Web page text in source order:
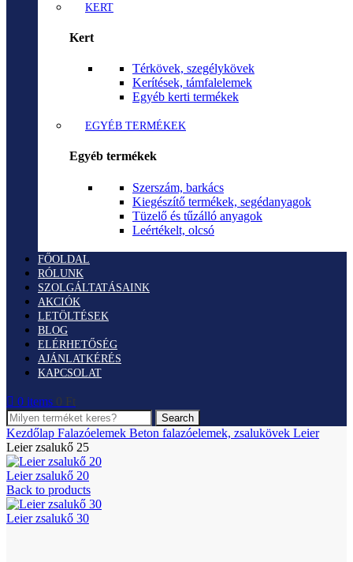
KERT
Kert
Térkövek, szegélykövek
Kerítések, támfalelemek
Egyéb kerti termékek
EGYÉB TERMÉKEK
Egyéb termékek
Szerszám, barkács
Kiegészítő termékek, segédanyagok
Tüzelő és tűzálló anyagok
Leértékelt, olcsó
FŐOLDAL
RÓLUNK
SZOLGÁLTATÁSAINK
AKCIÓK
LETÖLTÉSEK
BLOG
ELÉRHETŐSÉG
AJÁNLATKÉRÉS
KAPCSOLAT
0 items 0 Ft
Search
Kezdőlap Falazóelemek Beton falazóelemek, zsalukövek Leier
Leier zsalukő 25
Leier zsalukő 20
Back to products
Leier zsalukő 30